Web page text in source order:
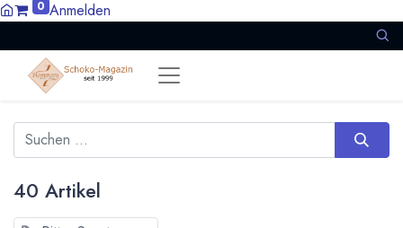
0 Anmelden
40 Artikel